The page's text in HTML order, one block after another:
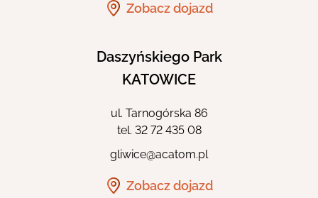
Zobacz dojazd
Daszyńskiego Park
KATOWICE
ul. Tarnogórska 86
tel. 32 72 435 08
gliwice@acatom.pl
Zobacz dojazd